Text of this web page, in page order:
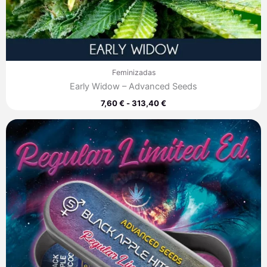
Feminizadas
Early Widow – Advanced Seeds
7,60€-313,40€